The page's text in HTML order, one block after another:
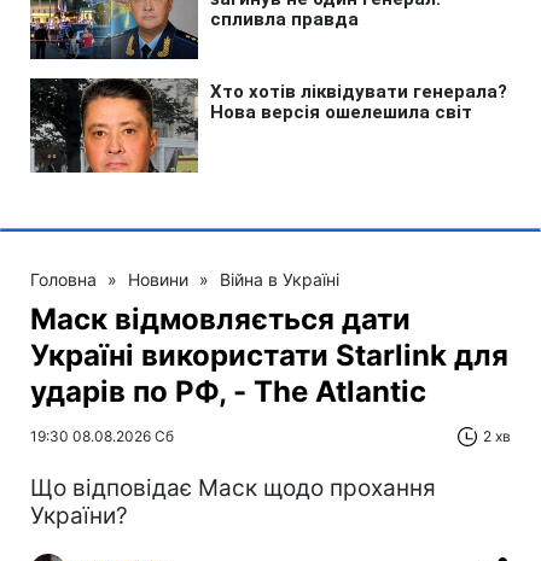
Головна » Новини » Війна в Україні
Маск відмовляється дати
Україні використати Starlink для
ударів по РФ, - The Atlantic
19:30 08.08.2026 Сб 2 хв
Що відповідає Маск щодо прохання
України?